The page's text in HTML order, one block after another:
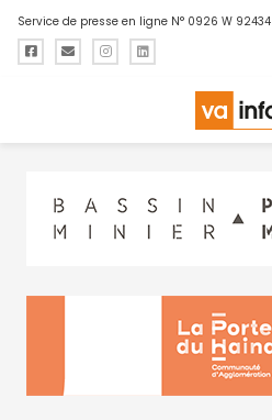
Service de presse en ligne N° 0926 W 92434